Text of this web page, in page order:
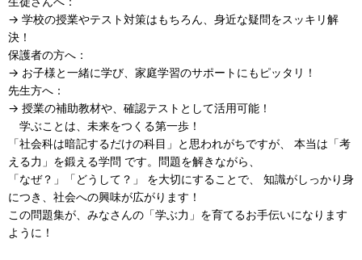
→ 学校の授業やテスト対策はもちろん、身近な疑問をスッキリ解
決！
保護者の方へ：
→ お子様と一緒に学び、家庭学習のサポートにもピッタリ！
先生方へ：
→ 授業の補助教材や、確認テストとして活用可能！
学ぶことは、未来をつくる第一歩！
「社会科は暗記するだけの科目」と思われがちですが、 本当は「考
える力」を鍛える学問 です。問題を解きながら、
「なぜ？」「どうして？」 を大切にすることで、 知識がしっかり身
につき、社会への興味が広がります！
この問題集が、みなさんの「学ぶ力」を育てるお手伝いになります
ように！